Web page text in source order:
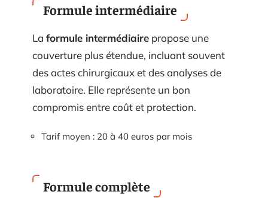
Formule intermédiaire
La formule intermédiaire propose une
couverture plus étendue, incluant souvent
des actes chirurgicaux et des analyses de
laboratoire. Elle représente un bon
compromis entre coût et protection.
Tarif moyen : 20 à 40 euros par mois
Formule complète